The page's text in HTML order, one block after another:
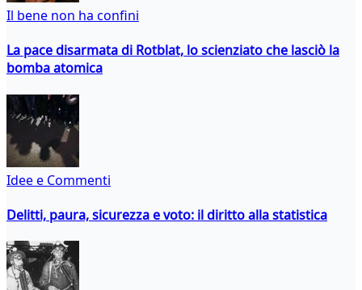
Il bene non ha confini
La pace disarmata di Rotblat, lo scienziato che lasciò la
bomba atomica
Idee e Commenti
Delitti, paura, sicurezza e voto: il diritto alla statistica